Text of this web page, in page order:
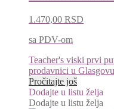
1.470,00 RSD
sa PDV-om
Teacher's viski prvi
prodavnici u
Pročitajte još
Dodajte u listu želja
Dodajte u listu želja